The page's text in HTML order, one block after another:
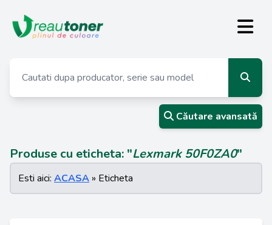
Căutare avansată
Produse cu eticheta: "Lexmark 50F0ZA0"
Esti aici: ACASA » Eticheta